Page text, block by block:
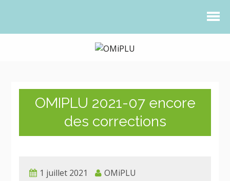
OMIPLU 2021-07 encore
des corrections
1 juillet 2021 OMiPLU